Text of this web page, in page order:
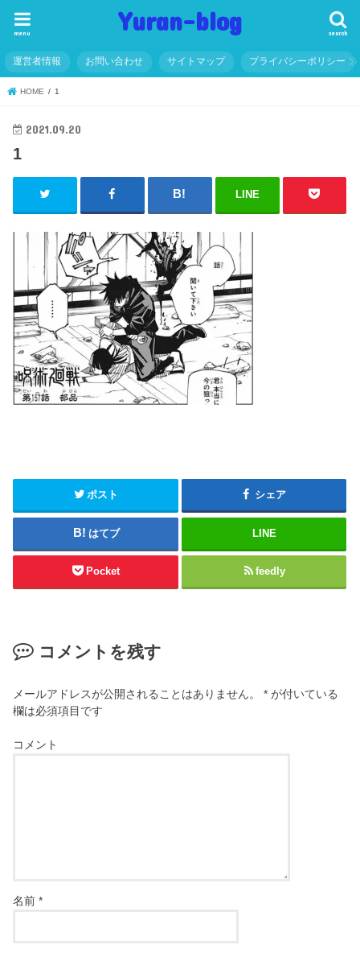
Yuran-blog search
menu
運営者情報 お問い合わせ サイトマップ プライバシーポリシー
HOME 1
2021.09.20
1
LINE
ポスト シェア
はてブ LINE
Pocket feedly
コメントを残す
メールアドレスが公開されることはありません。 * が付いている
欄は必須項目です
コメント
名前*